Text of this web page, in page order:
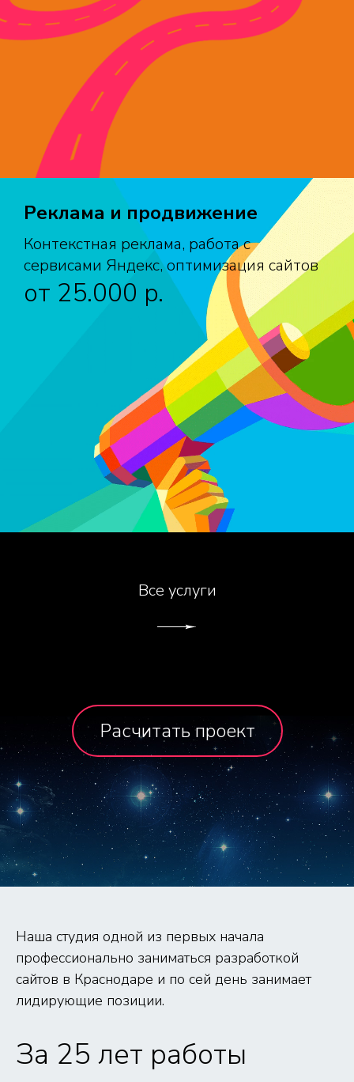
Реклама и продвижение
Контекстная реклама, работа с
сервисами Яндекс, оптимизация сайтов
от 25.000 p.
Все услуги
Расчитать проект
Наша студия одной из первых начала
профессионально заниматься разработкой
сайтов в Краснодаре и по сей день занимает
лидирующие позиции.
За 25 лет работы